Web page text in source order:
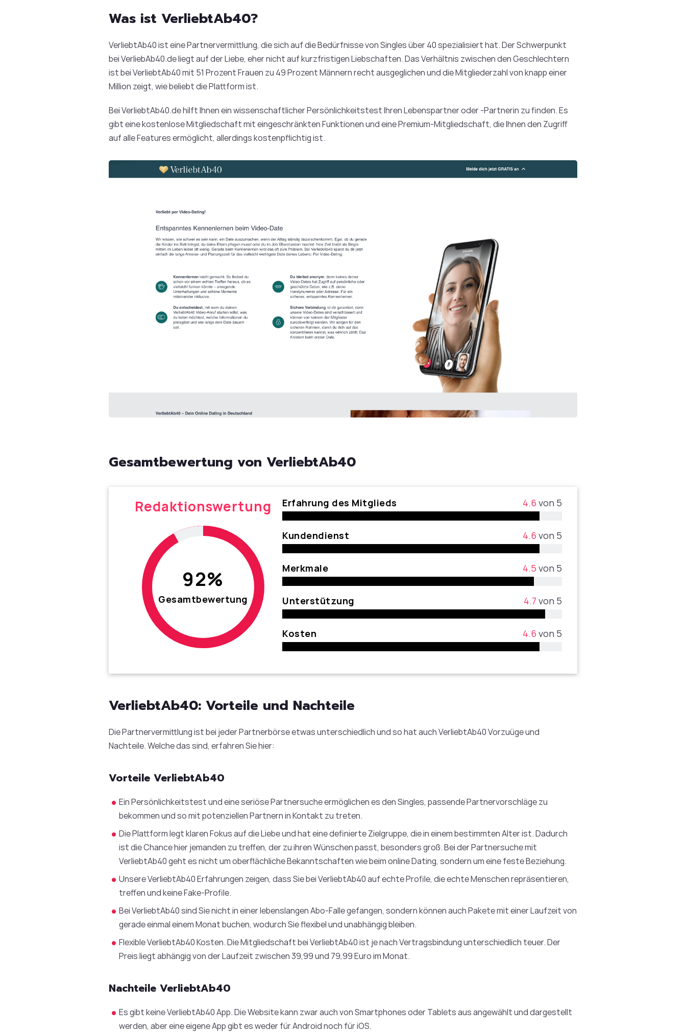
Was ist VerliebtAb40?
VerliebtAb40 ist eine Partnervermittlung, die sich auf die Bedürfnisse von Singles über 40 spezialisiert hat. Der Schwerpunkt
bei VerliebAb40.de liegt auf der Liebe, eher nicht auf kurzfristigen Liebschaften. Das Verhältnis zwischen den Geschlechtern
ist bei VerliebtAb40 mit 51 Prozent Frauen zu 49 Prozent Männern recht ausgeglichen und die Mitgliederzahl von knapp einer
Million zeigt, wie beliebt die Plattform ist.
Bei VerliebtAb40.de hilft Ihnen ein wissenschaftlicher Persönlichkeitstest Ihren Lebenspartner oder -Partnerin zu finden. Es
gibt eine kostenlose Mitgliedschaft mit eingeschränkten Funktionen und eine Premium-Mitgliedschaft, die Ihnen den Zugriff
auf alle Features ermöglicht, allerdings kostenpflichtig ist.
Gesamtbewertung von VerliebtAb40
Redaktionswertung
92%
Gesamtbewertung
Erfahrung des Mitglieds 4.6 von 5
Kundendienst 4.6 von 5
Merkmale 4.5 von 5
Unterstützung 4.7 von 5
Kosten 4.6 von 5
VerliebtAb40: Vorteile und Nachteile
Die Partnervermittlung ist bei jeder Partnerbörse etwas unterschiedlich und so hat auch VerliebtAb40 Vorzuüge und
Nachteile. Welche das sind, erfahren Sie hier:
Vorteile VerliebtAb40
Ein Persönlichkeitstest und eine seriöse Partnersuche ermöglichen es den Singles, passende Partnervorschläge zu
bekommen und so mit potenziellen Partnern in Kontakt zu treten.
Die Plattform legt klaren Fokus auf die Liebe und hat eine definierte Zielgruppe, die in einem bestimmten Alter ist. Dadurch
ist die Chance hier jemanden zu treffen, der zu ihren Wünschen passt, besonders groß. Bei der Partnersuche mit
VerliebtAb40 geht es nicht um oberflächliche Bekanntschaften wie beim online Dating, sondern um eine feste Beziehung.
Unsere VerliebtAb40 Erfahrungen zeigen, dass Sie bei VerliebtAb40 auf echte Profile, die echte Menschen repräsentieren,
treffen und keine Fake-Profile.
Bei VerliebtAb40 sind Sie nicht in einer lebenslangen Abo-Falle gefangen, sondern können auch Pakete mit einer Laufzeit von
gerade einmal einem Monat buchen, wodurch Sie flexibel und unabhängig bleiben.
Flexible VerliebtAb40 Kosten. Die Mitgliedschaft bei VerliebtAb40 ist je nach Vertragsbindung unterschiedlich teuer. Der
Preis liegt abhängig von der Laufzeit zwischen 39,99 und 79,99 Euro im Monat.
Nachteile VerliebtAb40
Es gibt keine VerliebtAb40 App. Die Website kann zwar auch von Smartphones oder Tablets aus angewählt und dargestellt
werden, aber eine eigene App gibt es weder für Android noch für iOS.